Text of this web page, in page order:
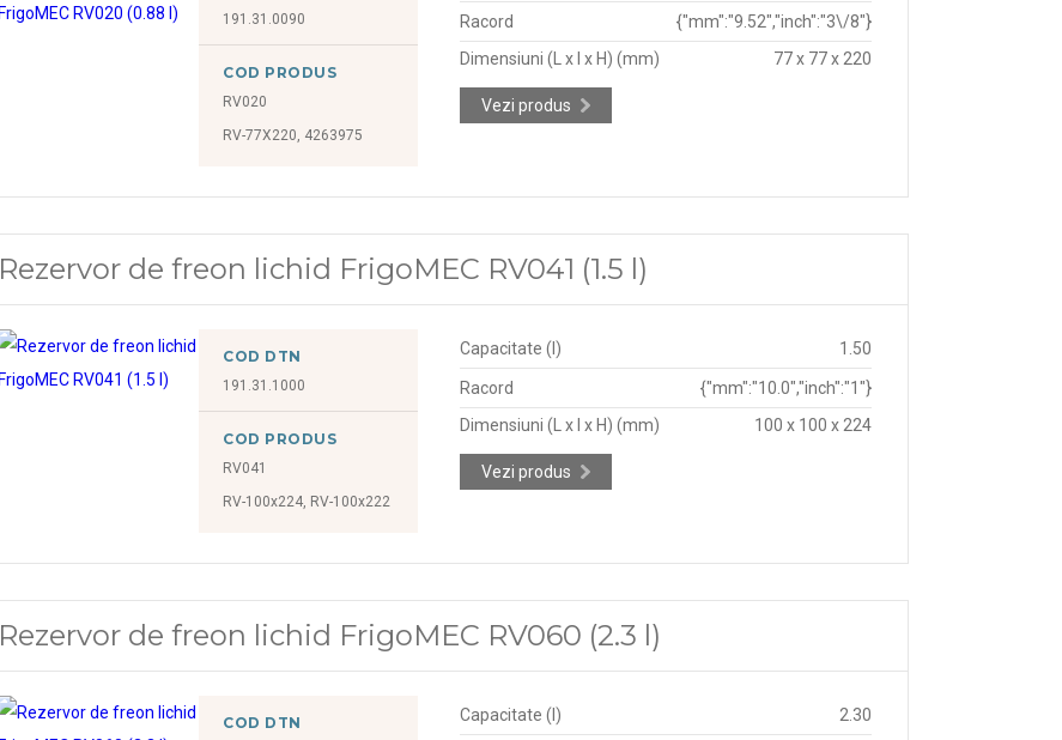
191.31.0090
COD PRODUS
RV020
RV-77X220, 4263975
Racord
{"mm":"9.52","inch":"3\/8"}
Dimensiuni (L x l x H) (mm)
77 x 77 x 220
Vezi produs
Rezervor de freon lichid FrigoMEC RV041 (1.5 l)
COD DTN
191.31.1000
COD PRODUS
RV041
RV-100x224, RV-100x222
Capacitate (l) 1.50
Racord
{"mm":"10.0","inch":"1"}
Dimensiuni (L x l x H) (mm)
100 x 100 x 224
Vezi produs
Rezervor de freon lichid FrigoMEC RV060 (2.3 l)
COD DTN Capacitate (l) 2.30